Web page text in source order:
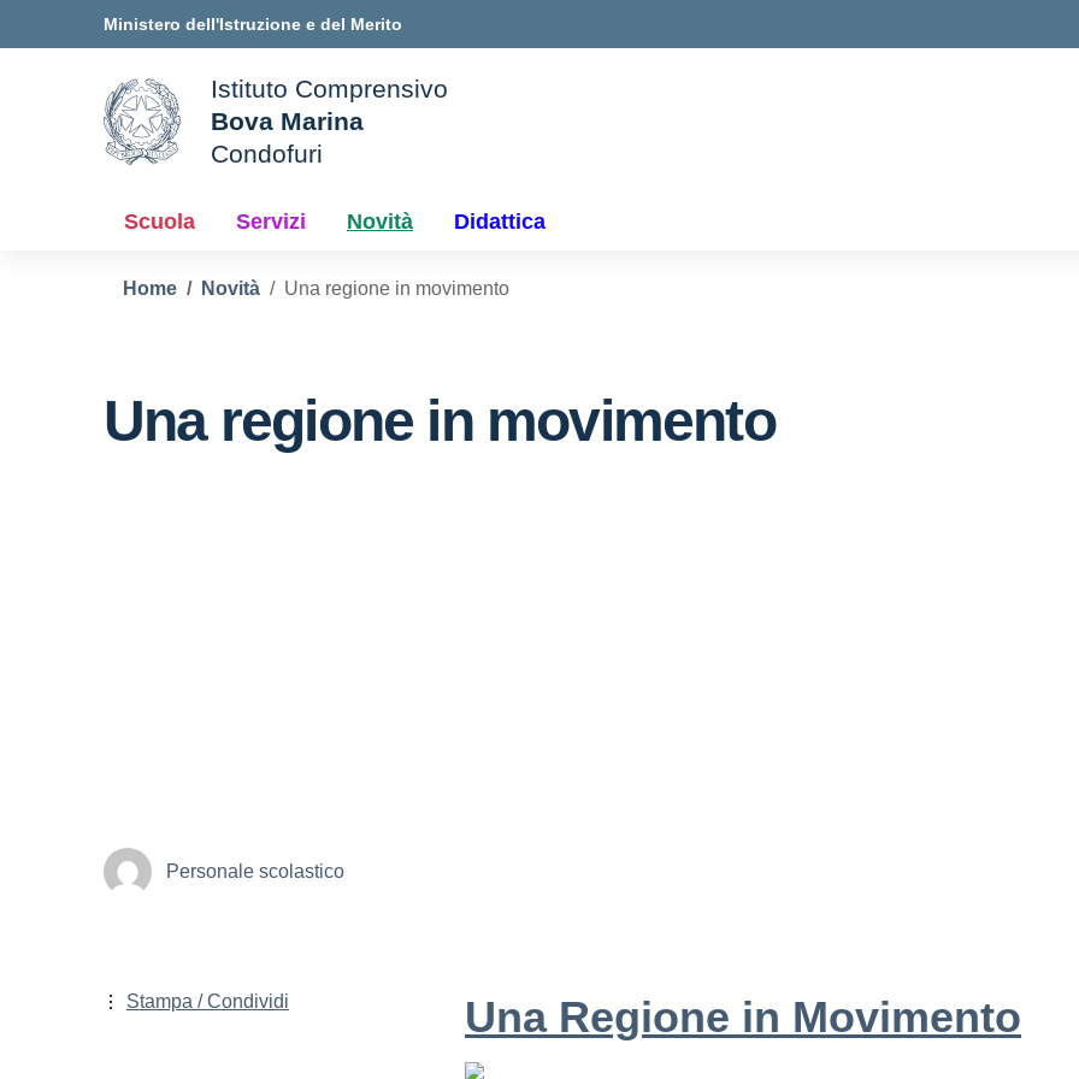
Ministero dell'Istruzione e del Merito
della scuola
Istituto Comprensivo
Bova Marina
Condofuri
Scuola Servizi Novità Didattica
Home Novità Una regione in movimento
Una regione in movimento
Personale scolastico
Una Regione in Movimento
Stampa / Condividi